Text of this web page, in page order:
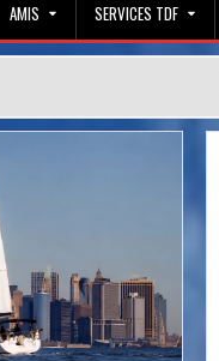
AMIS SERVICES TDF